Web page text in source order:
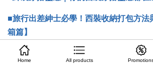
■旅行出差紳士必學！西裝收納打包方法
箱篇】
Home All products